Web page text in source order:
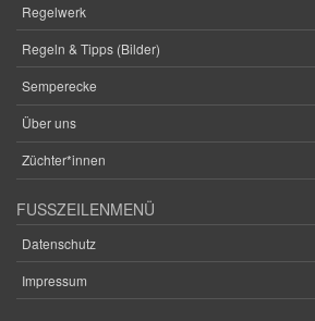
Regelwerk
Regeln & Tipps (Bilder)
Semperecke
Über uns
Züchter*innen
FUSSZEILENMENÜ
Datenschutz
Impressum